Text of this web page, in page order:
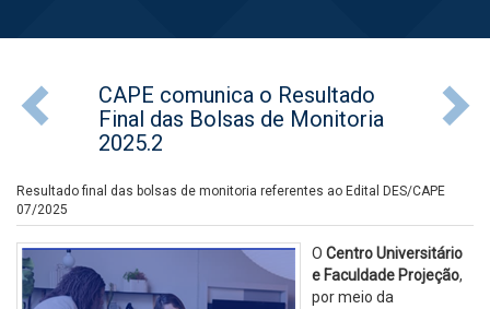
CAPE comunica o Resultado
Final das Bolsas de Monitoria
2025.2
Resultado final das bolsas de monitoria referentes ao Edital DES/CAPE
07/2025
O Centro Universitário
e Faculdade Projeção,
por meio da